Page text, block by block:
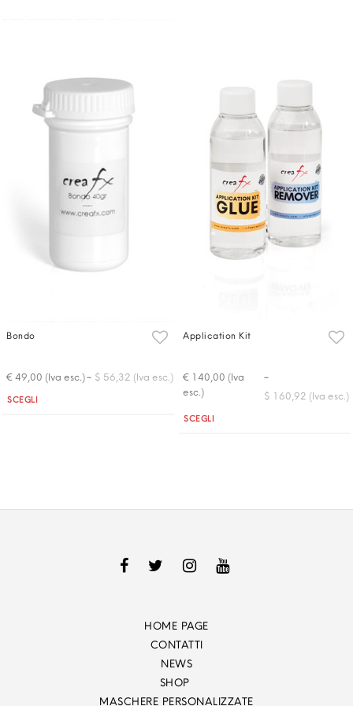
Bondo
€ 49,00 (Iva esc.)- $ 56,32 (Iva esc.)
Quantità
SCEGLI
Application Kit
€ 140,00 (Iva
esc.)
-
$ 160,92 (Iva esc.)
Quantità
SCEGLI
HOME PAGE
CONTATTI
NEWS
SHOP
MASCHERE PERSONALIZZATE